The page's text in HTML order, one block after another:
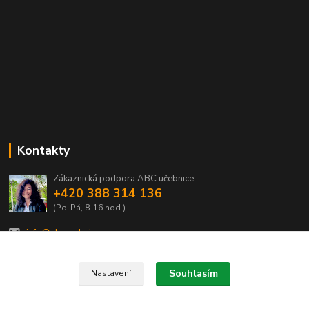
Kontakty
Zákaznická podpora ABC učebnice
+420 388 314 136
(Po-Pá, 8-16 hod.)
info@abcucebnice.cz
Nastavení Souhlasím